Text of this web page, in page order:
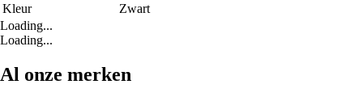
Kleur
Zwart
Loading...
Loading...
Al onze merken